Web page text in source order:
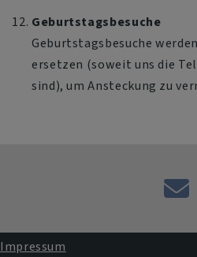
Geburtstagsbesuche
Geburtstagsbesuche
ersetzen (soweit uns die
sind), um Ansteckung zu
E-
Impressum